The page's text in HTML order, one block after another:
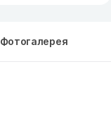
Фотогалерея